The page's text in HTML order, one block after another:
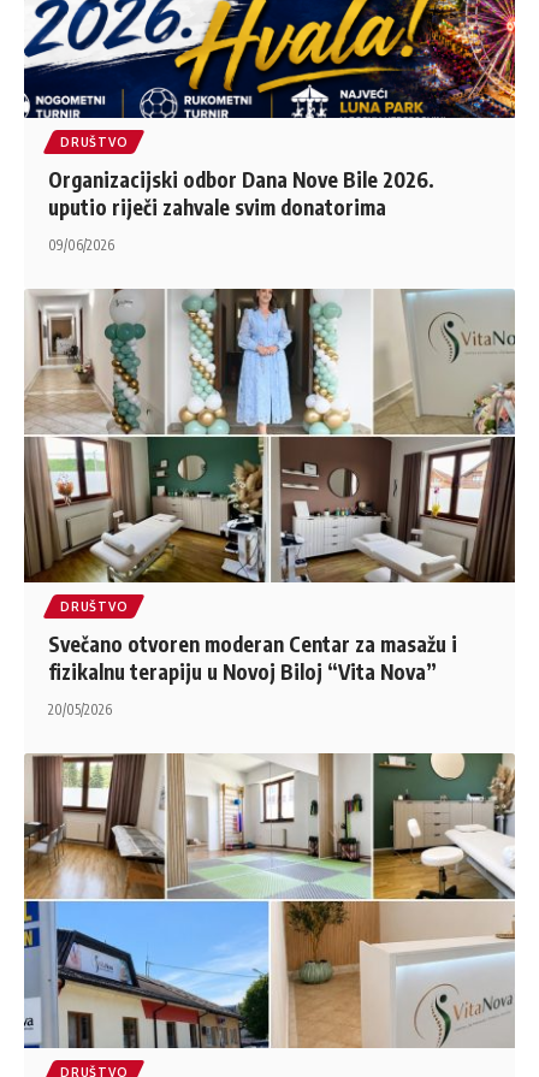
DRUŠTVO
Organizacijski odbor Dana Nove Bile 2026.
uputio riječi zahvale svim donatorima
09/06/2026
DRUŠTVO
Svečano otvoren moderan Centar za masažu i
fizikalnu terapiju u Novoj Biloj “Vita Nova”
20/05/2026
DRUŠTVO